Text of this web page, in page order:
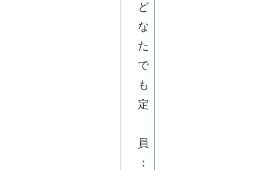
ど
な
た
で
も
定
員
：